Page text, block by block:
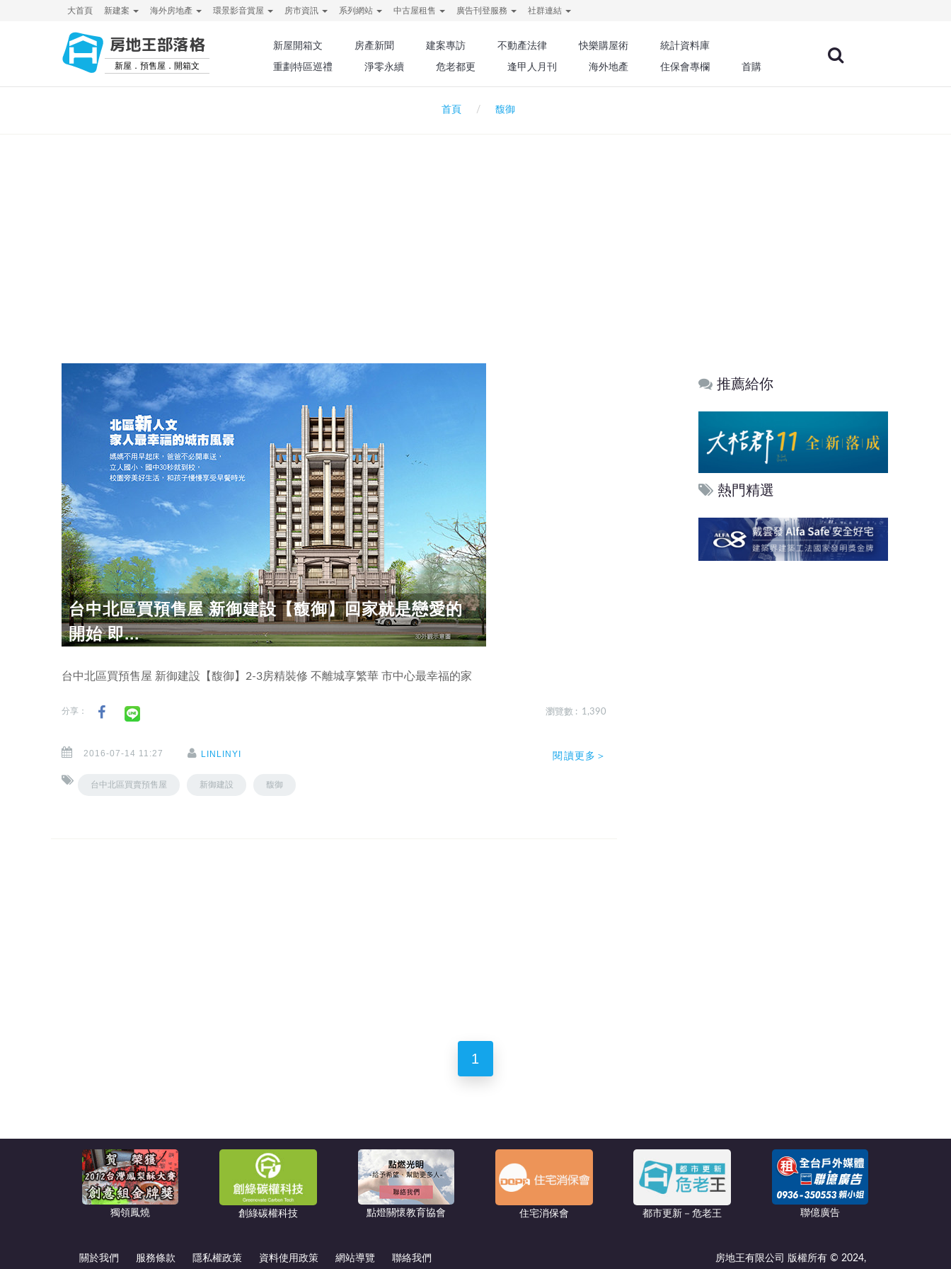
大首頁 新建案 海外房地產 環景影音賞屋 房市資訊 系列網站 中古屋租售 廣告刊登服務 社群連結
房地王部落格
新屋．預售屋．開箱文
新屋開箱文 房產新聞 建案專訪 不動產法律 快樂購屋術
統計資料庫
重劃特區巡禮
淨零永續 危老都更 逢甲人月刊 海外地產 住保會專欄 首購
首頁 馥御
台中北區買預售屋 新御建設【馥御】回家就是戀愛的
開始 即...
台中北區買預售屋 新御建設【馥御】2-3房精裝修 不離城享繁華 市中心最幸福的家
分享： 瀏覽數 : 1,390
2016-07-14 11:27 LINLINYI
台中北區買賣預售屋 新御建設 馥御
閱讀更多＞
推薦給你
熱門精選
1
獨領鳳燒 創綠碳權科技 點燈關懷教育協會 住宅消保會 都市更新－危老王 聯億廣告
關於我們 服務條款 隱私權政策 資料使用政策 網站導覽 聯絡我們 房地王有限公司 版權所有 © 2024,